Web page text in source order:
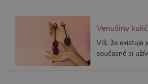
Venušiny
Víš, že existuje
současně si